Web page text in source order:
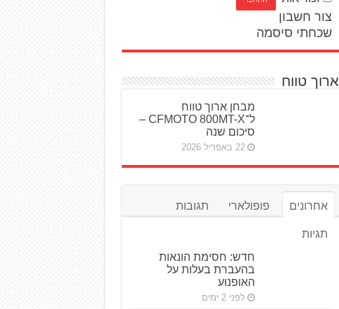
צור חשבון
שכחתי סיסמה
ארוך טווח
מבחן ארוך טווח
ל־CFMOTO 800MT-X –
סיכום שנה
22 באפריל 2026
אחרונים פופולארי תגובות
תגיות
חדש: חסימת הונאות
בהעברת בעלות על
האופנוע
לפני 2 ימים